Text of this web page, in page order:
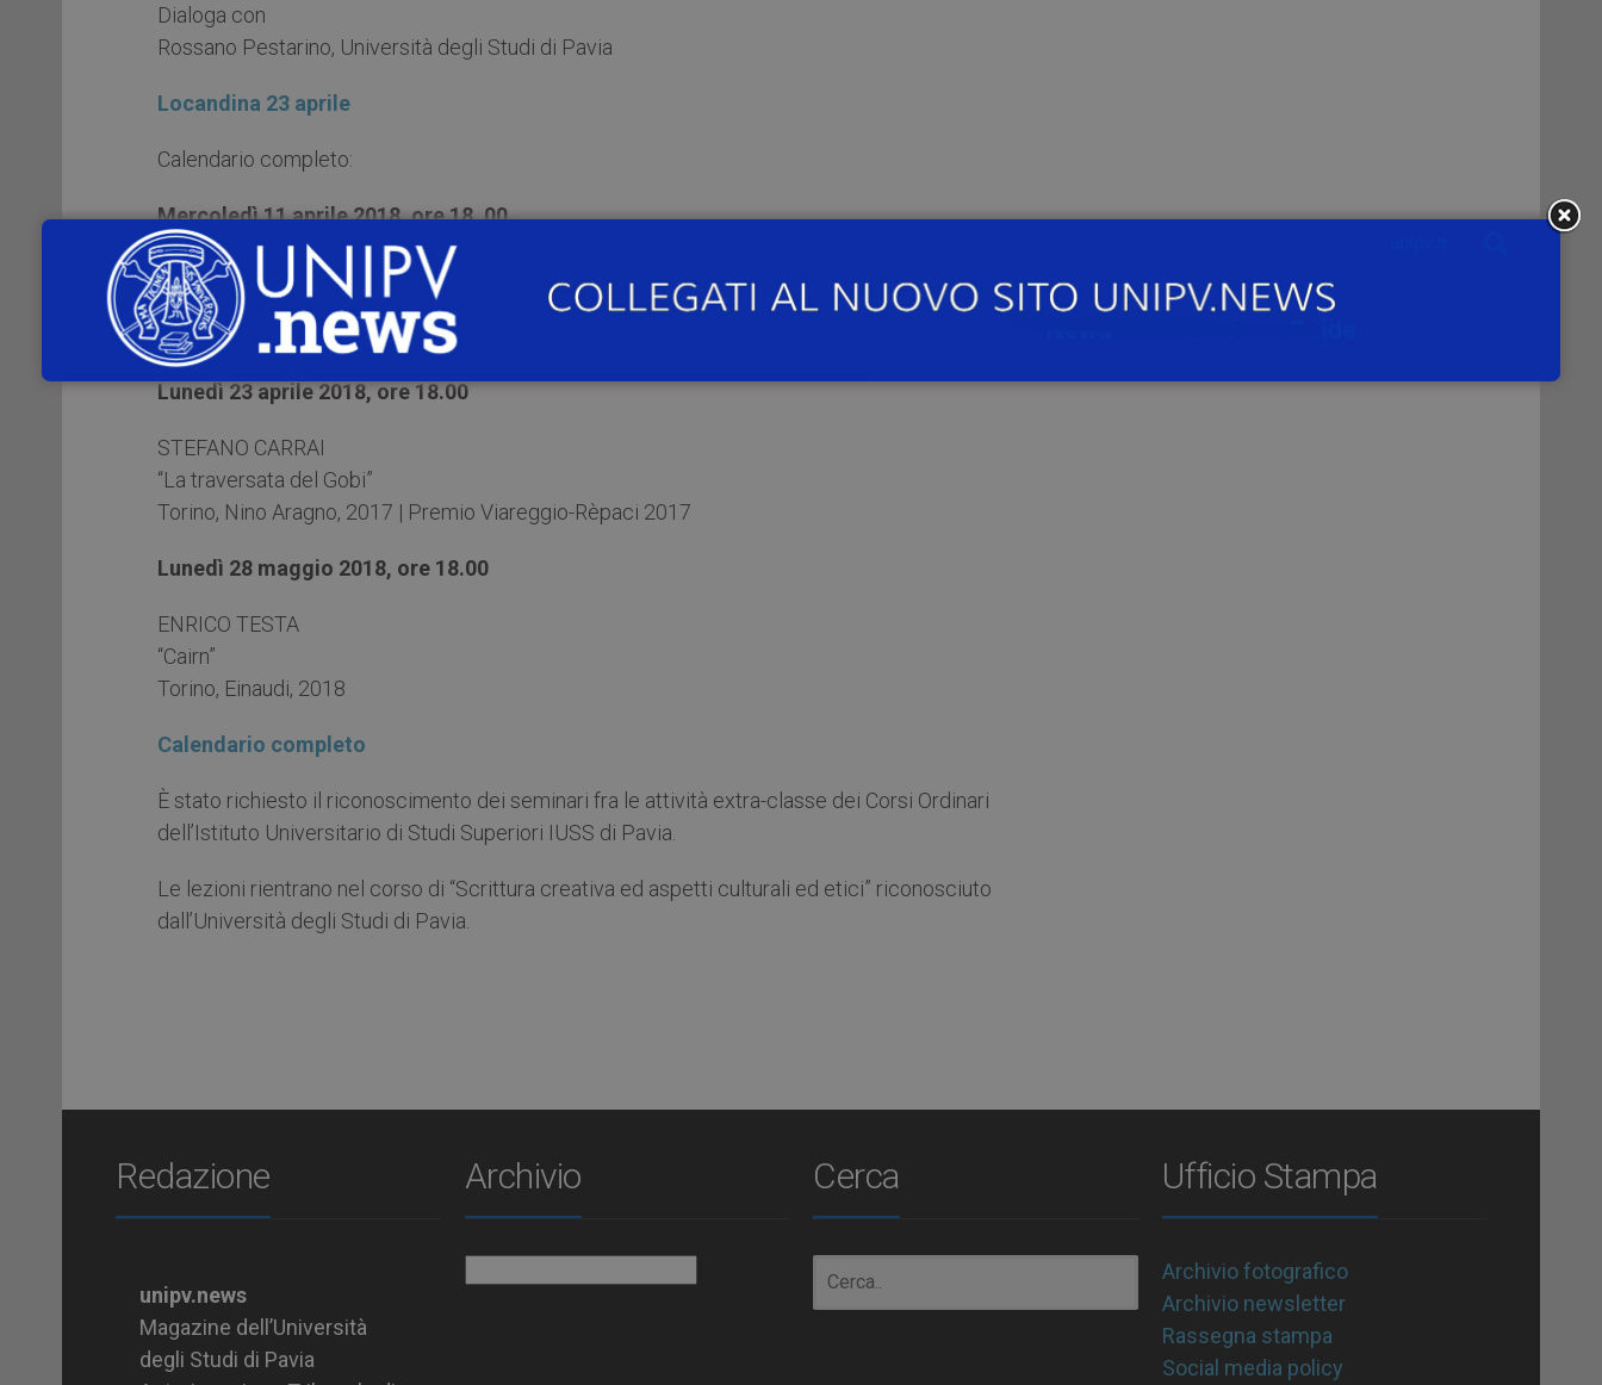
Dialoga con
Rossano Pestarino, Università degli Studi di Pavia
Locandina 23 aprile
Calendario completo:
Mercoledì 11 aprile 2018, ore 18 .00
SILVIO RAMAT
Giuseppe Ungaretti, “Lettere a Bruna” a cura di Silvio Ramat
Milano, Mondadori, 2017
Lunedì 23 aprile 2018, ore 18.00
STEFANO CARRAI
“La traversata del Gobi”
Torino, Nino Aragno, 2017 | Premio Viareggio-Rèpaci 2017
Lunedì 28 maggio 2018, ore 18.00
ENRICO TESTA
“Cairn”
Torino, Einaudi, 2018
Calendario completo
È stato richiesto il riconoscimento dei seminari fra le attività extra-classe dei Corsi Ordinari
dell’Istituto Universitario di Studi Superiori IUSS di Pavia.
Le lezioni rientrano nel corso di “Scrittura creativa ed aspetti culturali ed etici” riconosciuto
dall’Università degli Studi di Pavia.
Redazione
unipv.news
Magazine dell’Università
degli Studi di Pavia
Archivio Cerca Ufficio Stampa
Archivio fotografico
Archivio newsletter
Rassegna stampa
Social media policy